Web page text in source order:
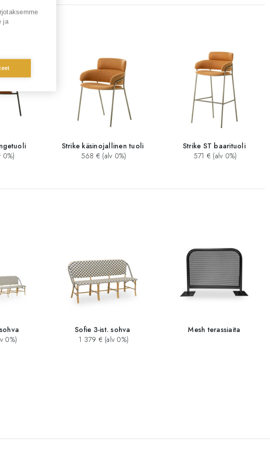
0%)
Strike käsinojallinen tuoli
568 € (alv 0%)
Strike ST baarituoli
571 € (alv 0%)
0%)
Sofie 3-ist. sohva
1 379 € (alv 0%)
Mesh terassiaita
ja